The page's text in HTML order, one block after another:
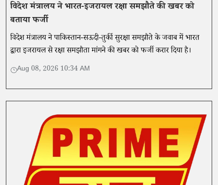
विदेश मंत्रालय ने भारत-इजरायल रक्षा समझौते की खबर को
बताया फर्जी
विदेश मंत्रालय ने पाकिस्तान-सऊदी-तुर्की सुरक्षा समझौते के जवाब में भारत
द्वारा इजरायल से रक्षा समझौता मांगने की खबर को फर्जी करार दिया है।
Aug 08, 2026 10:34 AM